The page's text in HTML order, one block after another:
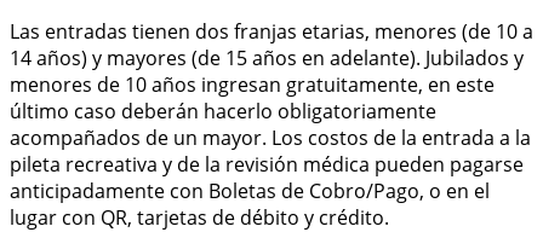
Las entradas tienen dos franjas etarias, menores (de 10 a
14 años) y mayores (de 15 años en adelante). Jubilados y
menores de 10 años ingresan gratuitamente, en este
último caso deberán hacerlo obligatoriamente
acompañados de un mayor. Los costos de la entrada a la
pileta recreativa y de la revisión médica pueden pagarse
anticipadamente con Boletas de Cobro/Pago, o en el
lugar con QR, tarjetas de débito y crédito.